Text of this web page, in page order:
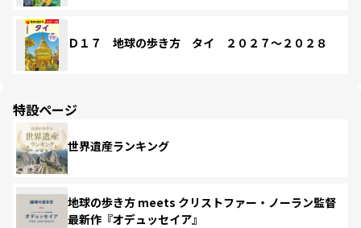
Ｄ１７ 地球の歩き方 タイ ２０２７～２０２８
特設ページ
世界遺産ランキング
地球の歩き方 meets クリストファー・ノーラン監督
最新作『オデュッセイア』